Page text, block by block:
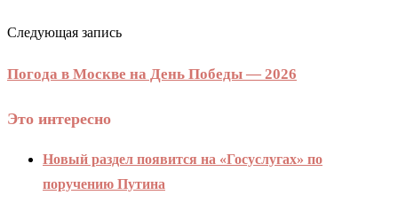
Следующая запись
Погода в Москве на День Победы — 2026
Это интересно
Новый раздел появится на «Госуслугах» по
поручению Путина